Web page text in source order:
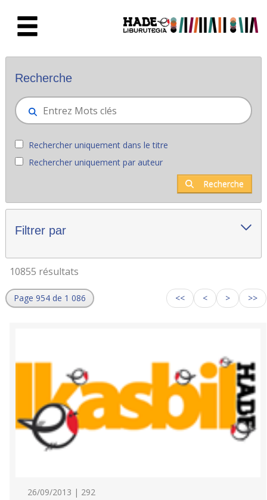
Nouveaux livres - Liburutegia
Recherche
Rechercher uniquement dans le titre
Rechercher uniquement par auteur
Recherche
Filtrer par
10855 résultats
Page 954 de 1 086 << < > >>
26/09/2013 | 292